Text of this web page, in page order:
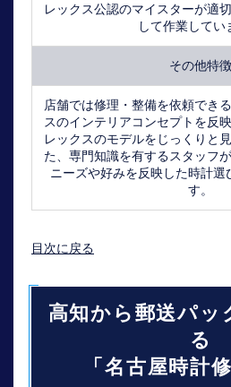
レックス公認のマイスターが適
して作業してい
その他特徴
店舗では修理・整備を依頼でき
スのインテリアコンセプトを反
レックスのモデルをじっくりと
た、専門知識を有するスタッフ
ニーズや好みを反映した時計選
す。
目次に戻る
高知から郵送パッ
る
「名古屋時計